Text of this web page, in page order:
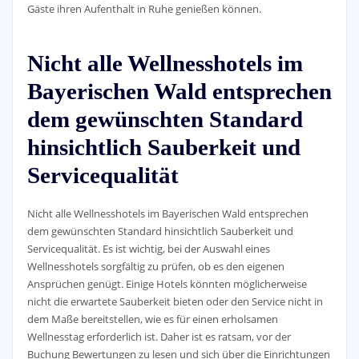
Gäste ihren Aufenthalt in Ruhe genießen können.
Nicht alle Wellnesshotels im
Bayerischen Wald entsprechen
dem gewünschten Standard
hinsichtlich Sauberkeit und
Servicequalität
Nicht alle Wellnesshotels im Bayerischen Wald entsprechen
dem gewünschten Standard hinsichtlich Sauberkeit und
Servicequalität. Es ist wichtig, bei der Auswahl eines
Wellnesshotels sorgfältig zu prüfen, ob es den eigenen
Ansprüchen genügt. Einige Hotels könnten möglicherweise
nicht die erwartete Sauberkeit bieten oder den Service nicht in
dem Maße bereitstellen, wie es für einen erholsamen
Wellnesstag erforderlich ist. Daher ist es ratsam, vor der
Buchung Bewertungen zu lesen und sich über die Einrichtungen